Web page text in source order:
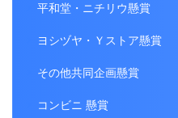
平和堂・ニチリウ懸賞
ヨシヅヤ・Ｙストア懸賞
その他共同企画懸賞
コンビニ 懸賞